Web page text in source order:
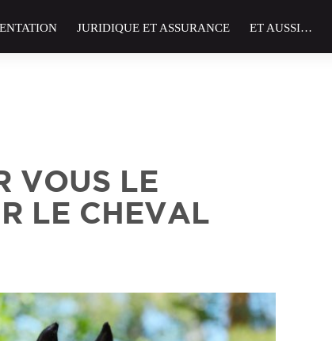
JURIDIQUE ET ASSURANCE ET AUSSI…
VOUS LE
LE CHEVAL